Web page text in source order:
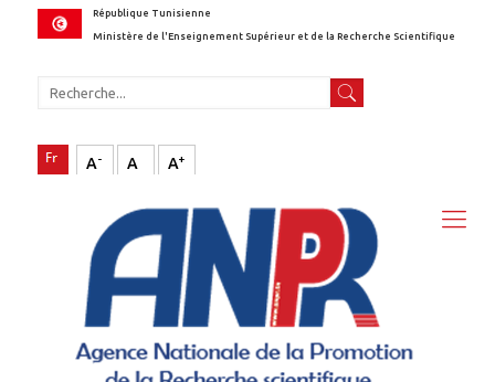
République Tunisienne
Ministère de l'Enseignement Supérieur et de la Recherche Scientifique
A- A A+